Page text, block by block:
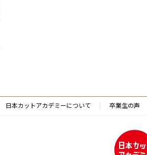
日本カットアカデミーについて 卒業生の声